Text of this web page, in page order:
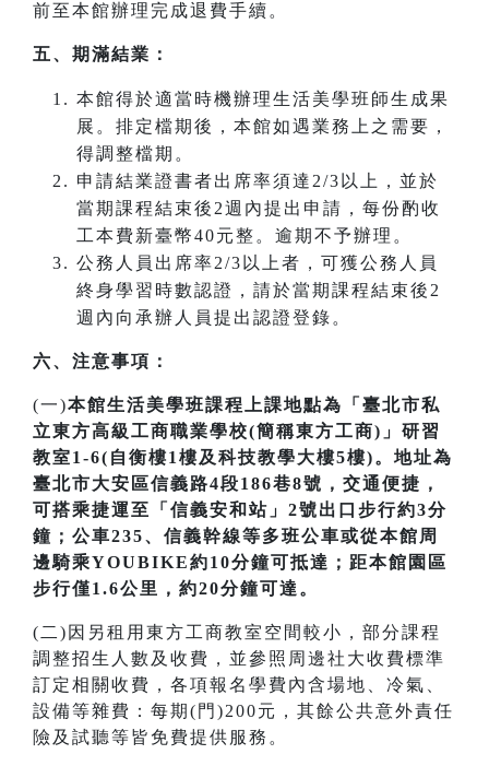
前至本館辦理完成退費手續。
五、期滿結業：
本館得於適當時機辦理生活美學班師生成果
展。排定檔期後，本館如遇業務上之需要，
得調整檔期。
申請結業證書者出席率須達2/3以上，並於
當期課程結束後2週內提出申請，每份酌收
工本費新臺幣40元整。逾期不予辦理。
公務人員出席率2/3以上者，可獲公務人員
終身學習時數認證，請於當期課程結束後2
週內向承辦人員提出認證登錄。
六、注意事項：
(一)本館生活美學班課程上課地點為「臺北市私
立東方高級工商職業學校(簡稱東方工商)」研習
教室1-6(自衡樓1樓及科技教學大樓5樓)。地址為
臺北市大安區信義路4段186巷8號，交通便捷，
可搭乘捷運至「信義安和站」2號出口步行約3分
鐘；公車235、信義幹線等多班公車或從本館周
邊騎乘YOUBIKE約10分鐘可抵達；距本館園區
步行僅1.6公里，約20分鐘可達。
(二)因另租用東方工商教室空間較小，部分課程
調整招生人數及收費，並參照周邊社大收費標準
訂定相關收費，各項報名學費內含場地、冷氣、
設備等雜費：每期(門)200元，其餘公共意外責任
險及試聽等皆免費提供服務。